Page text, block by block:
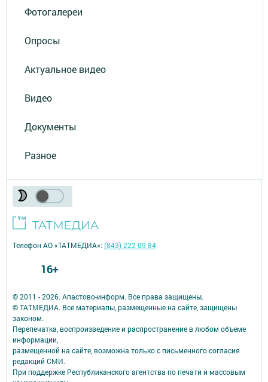
Фотогалереи
Опросы
Актуальное видео
Видео
Документы
Разное
© 2011 - 2026. Апастово-информ. Все права защищены.
© ТАТМЕДИА. Все материалы, размещенные на сайте, защищены
законом.
Перепечатка, воспроизведение и распространение в любом объеме
информации,
размещенной на сайте, возможна только с письменного согласия
редакций СМИ.
При поддержке Республиканского агентства по печати и массовым
Телефон АО «ТАТМЕДИА»:(843) 222 09 84
16+